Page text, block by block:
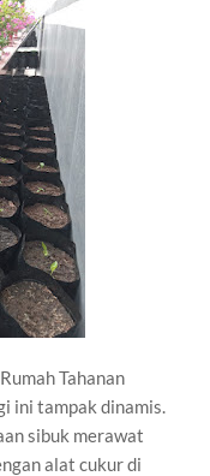
Tahanan
ini tampak dinamis.
sibuk merawat
alat cukur di